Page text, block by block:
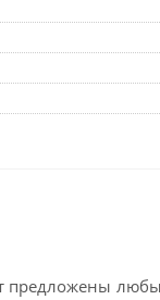
предложены